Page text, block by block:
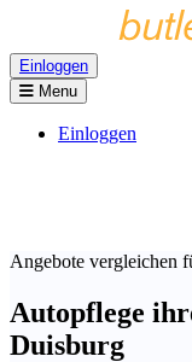
Einloggen
Menu
Einloggen
Angebote vergleichen
Autopflege
Duisburg